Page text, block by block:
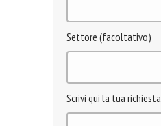
Settore (facoltativo)
Scrivi qui la tua richiesta